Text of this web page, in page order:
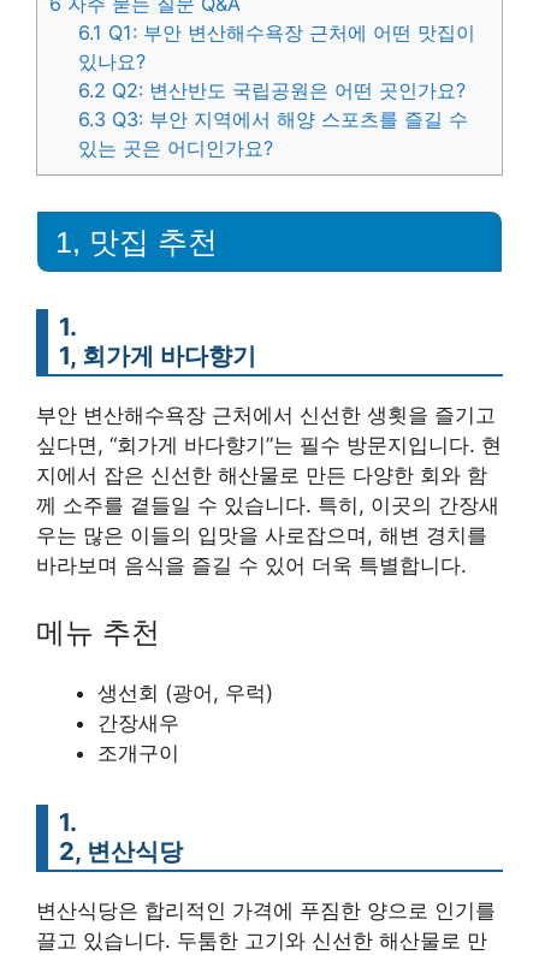
6.1 Q1: 부안 변산해수욕장 근처에 어떤 맛집이
있나요?
6.2 Q2: 변산반도 국립공원은 어떤 곳인가요?
6.3 Q3: 부안 지역에서 해양 스포츠를 즐길 수
있는 곳은 어디인가요?
1, 맛집 추천
1.
1, 회가게 바다향기
부안 변산해수욕장 근처에서 신선한 생횟을 즐기고
싶다면, “회가게 바다향기”는 필수 방문지입니다. 현
지에서 잡은 신선한 해산물로 만든 다양한 회와 함
께 소주를 곁들일 수 있습니다. 특히, 이곳의 간장새
우는 많은 이들의 입맛을 사로잡으며, 해변 경치를
바라보며 음식을 즐길 수 있어 더욱 특별합니다.
메뉴 추천
생선회 (광어, 우럭)
간장새우
조개구이
1.
2, 변산식당
변산식당은 합리적인 가격에 푸짐한 양으로 인기를
끌고 있습니다. 두툼한 고기와 신선한 해산물로 만